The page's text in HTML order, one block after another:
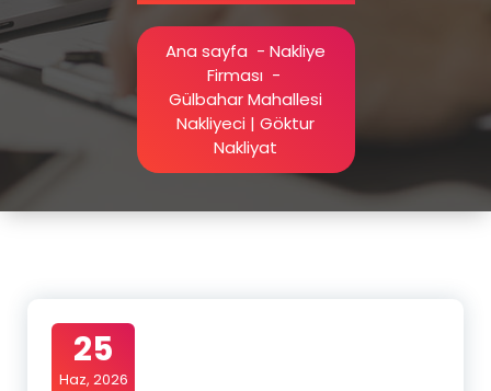
Ana sayfa - Nakliye
Firması-
Gülbahar Mahallesi
Nakliyeci | Göktur
Nakliyat
25
Haz, 2026